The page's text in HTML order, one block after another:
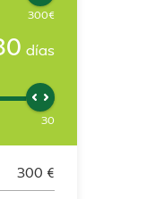
300€
días
30
300 €